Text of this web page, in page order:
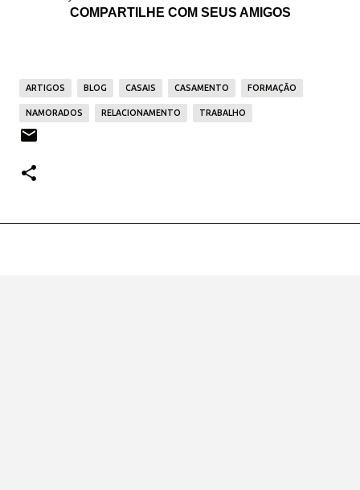
COMPARTILHE COM SEUS AMIGOS
ARTIGOS BLOG CASAIS CASAMENTO FORMAÇÃO
NAMORADOS RELACIONAMENTO TRABALHO